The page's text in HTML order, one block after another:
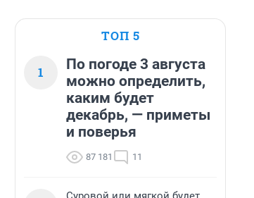
ТОП 5
1
По погоде 3 августа
можно определить,
каким будет
декабрь, — приметы
и поверья
87 181 11